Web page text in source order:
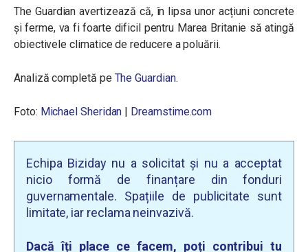
The Guardian avertizează că, în lipsa unor acțiuni concrete
și ferme, va fi foarte dificil pentru Marea Britanie să atingă
obiectivele climatice de reducere a poluării.
Analiză completă pe The Guardian.
Foto: Michael Sheridan | Dreamstime.com
Echipa Biziday nu a solicitat și nu a acceptat
nicio formă de finanțare din fonduri
guvernamentale. Spațiile de publicitate sunt
limitate, iar reclama neinvazivă.
Dacă îți place ce facem, poți contribui tu